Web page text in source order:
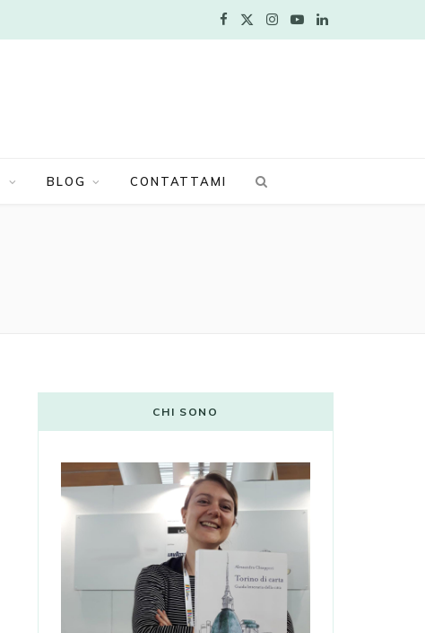
i
I Y L
BLOG CONTATTAMI
CHI SONO